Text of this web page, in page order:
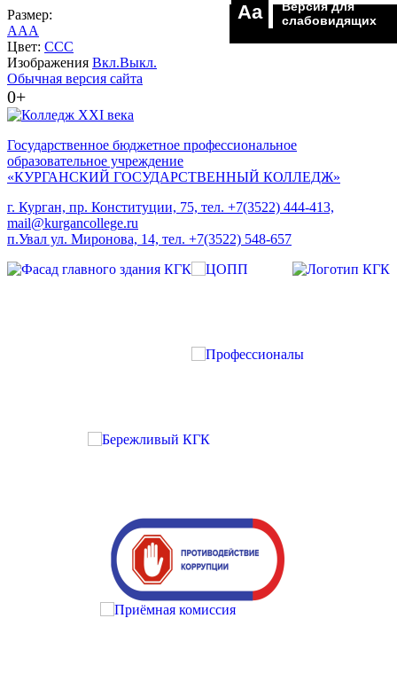
Размер:
AAA
Цвет: CCC
Изображения Вкл.Выкл.
Обычная версия сайта
0+
Aa
Версия для
слабовидящих
Государственное бюджетное профессиональное
образовательное учреждение
«КУРГАНСКИЙ ГОСУДАРСТВЕННЫЙ КОЛЛЕДЖ»
г. Курган, пр. Конституции, 75, тел. +7(3522) 444-413,
mail@kurgancollege.ru
п.Увал ул. Миронова, 14, тел. +7(3522) 548-657